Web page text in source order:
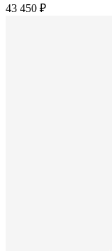
43 450 ₽